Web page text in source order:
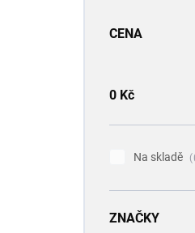
CENA
0 Kč
Na skladě
ZNAČKY